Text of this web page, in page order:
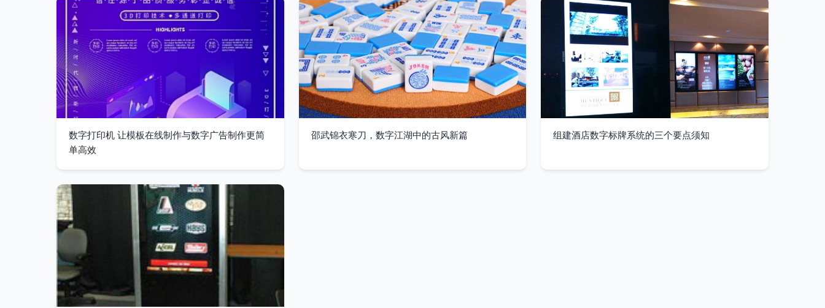
数字打印机 让模板在线制作与数字广告制作更简
单高效
邵武锦衣寒刀，数字江湖中的古风新篇 组建酒店数字标牌系统的三个要点须知